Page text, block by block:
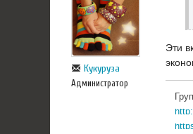
Кукуруза
Администратор
Эти